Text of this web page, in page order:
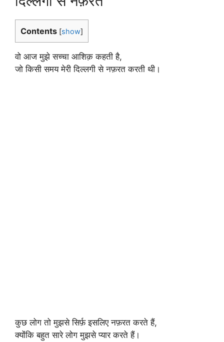
Contents [show]
वो आज मुझे सच्चा आशिक़ कहती है,
जो किसी समय मेरी दिल्लगी से नफ़रत करती थी।
कुछ लोग तो मुझसे सिर्फ़ इसलिए नफ़रत करते हैं,
क्योंकि बहुत सारे लोग मुझसे प्यार करते हैं।